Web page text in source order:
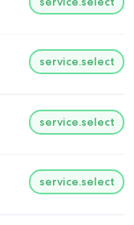
service.select
service.select
service.select